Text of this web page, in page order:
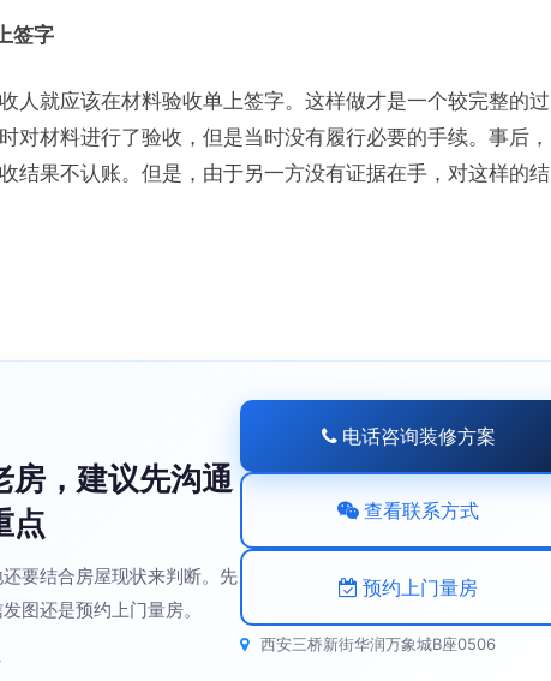
签字
人就应该在材料验收单上签字。这样做才是一个较完整的过
对材料进行了验收，但是当时没有履行必要的手续。事后，
结果不认账。但是，由于另一方没有证据在手，对这样的结
房，建议先沟通
点
要结合房屋现状来判断。先
图还是预约上门量房。
电话咨询装修方案
查看联系方式
预约上门量房
西安三桥新街华润万象城B座0506